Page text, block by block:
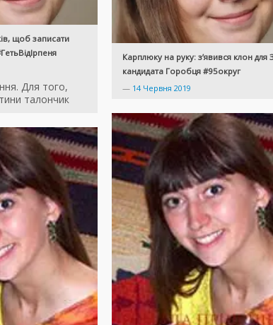
щоб записати
Для того,
талончик
Карплюку на руку: з’явився клон для
кандидата Горобця #95округ
— 14 Червня 2019